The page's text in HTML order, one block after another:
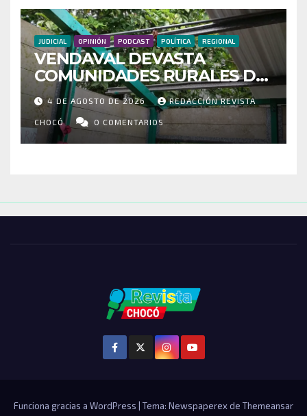
JUDICIAL OPINIÓN PODCAST POLÍTICA REGIONAL
VENDAVAL DEVASTA
COMUNIDADES RURALES DE
RIOSUCIO: ESCUELAS,
VIVIENDAS Y CEMENTERIO
ENTRE LOS AFECTADOS
4 DE AGOSTO DE 2026 REDACCIÓN REVISTA
CHOCÓ 0 COMENTARIOS
Funciona gracias a WordPress Tema: Newspaperex de Themeansar